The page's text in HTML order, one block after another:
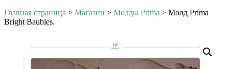
Главная страница > Магазин > Молды Prima > Молд Prima
Bright Baubles.